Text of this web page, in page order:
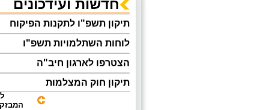
חדשות ועידכונים
תיקון תשפ"ו לתקנות הפיקוח
לוחות השתלמויות תשפ"ו
הצטרפו לארגון חיב"ה
תיקון חוק המצלמות
אוגדן הנחיות להפעלת מעון